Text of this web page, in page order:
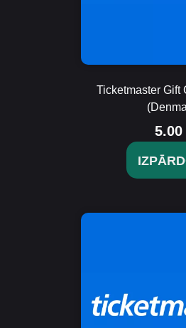
Ticketmaster Gift
5.00